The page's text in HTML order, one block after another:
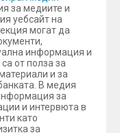
за медиите и
уебсайт на
могат да
информация и
от полза за
и за
В медия
за
и интервюта в
като
за